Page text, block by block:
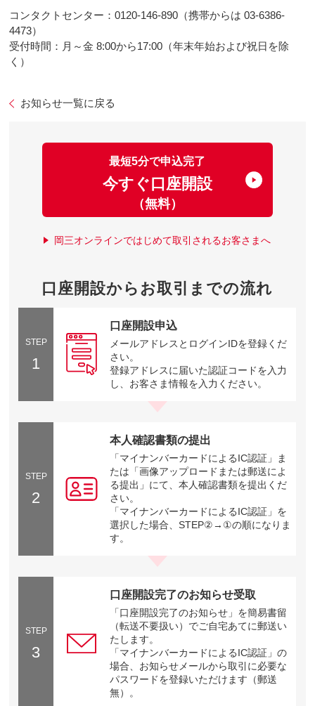
コンタクトセンター：0120-146-890（携帯からは 03-6386-
4473）
受付時間：月～金 8:00から17:00（年末年始および祝日を除
く）
お知らせ一覧に戻る
最短5分で申込完了
今すぐ口座開設
（無料）
岡三オンラインではじめて取引されるお客さまへ
口座開設からお取引までの流れ
STEP
1
口座開設申込
メールアドレスとログインIDを登録くだ
さい。
登録アドレスに届いた認証コードを入力
し、お客さま情報を入力ください。
STEP
2
本人確認書類の提出
「マイナンバーカードによるIC認証」ま
たは「画像アップロードまたは郵送によ
る提出」にて、本人確認書類を提出くだ
さい。
「マイナンバーカードによるIC認証」を
選択した場合、STEP②→①の順になりま
す。
STEP
3
口座開設完了のお知らせ受取
「口座開設完了のお知らせ」を簡易書留
（転送不要扱い）でご自宅あてに郵送い
たします。
「マイナンバーカードによるIC認証」の
場合、お知らせメールから取引に必要な
パスワードを登録いただけます（郵送
無）。